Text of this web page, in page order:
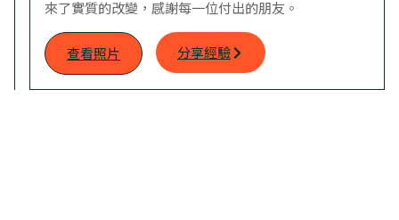
來了實質的改變，感謝每一位付出的朋友。
查看照片 分享經驗